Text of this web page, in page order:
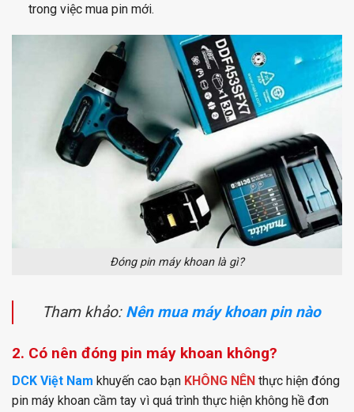
trong việc mua pin mới.
Đóng pin máy khoan là gì?
Tham khảo: Nên mua máy khoan pin nào
2. Có nên đóng pin máy khoan không?
DCK Việt Nam khuyến cao bạn KHÔNG NÊN thực hiện đóng
pin máy khoan cầm tay vì quá trình thực hiện không hề đơn